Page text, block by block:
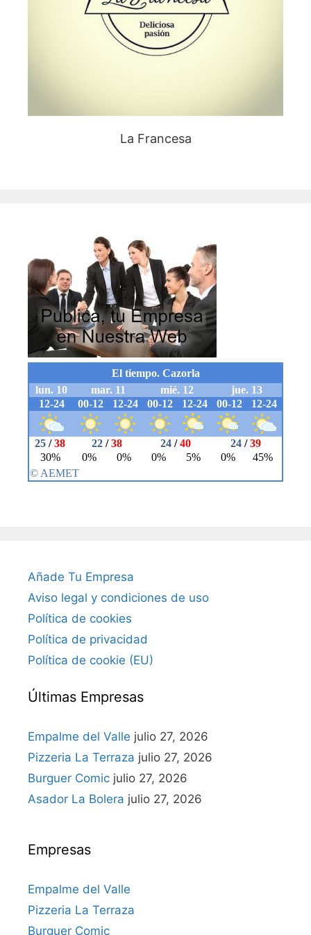
La Francesa
Añade Tu Empresa
Aviso legal y condiciones de uso
Política de cookies
Política de privacidad
Política de cookie (EU)
Últimas Empresas
Empalme del Valle julio 27, 2026
Pizzeria La Terraza julio 27, 2026
Burguer Comic julio 27, 2026
Asador La Bolera julio 27, 2026
Empresas
Empalme del Valle
Pizzeria La Terraza
Burguer Comic